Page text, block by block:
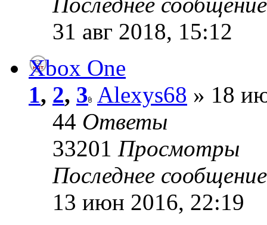
31 авг 2018, 15:12
Xbox One
1, 2, 3 Alexys68 » 18
44 Ответы
33201 Просмотры
Последнее
13 июн 2016, 22:19